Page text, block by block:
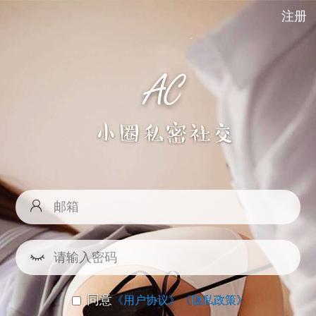
注册
同意《用户协议》《隐私政策》